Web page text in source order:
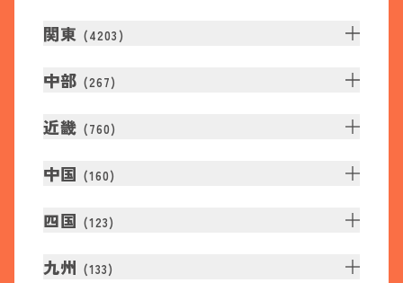
関東 (4203 )
中部 (267)
近畿 (760)
中国 (160)
四国 (123)
九州 (133)